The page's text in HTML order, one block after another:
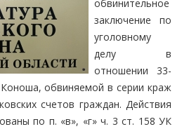
обвинительное
заключение по
уголовному
делу в
отношении 33-
обвиняемой в серии краж
счетов граждан. Действия
по п. «в», «г» ч. 3 ст. 158 УК